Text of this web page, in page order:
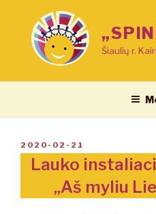
Šiaulių r.
PASKELBTA
2020-02-21
Lauko
„Aš myliu